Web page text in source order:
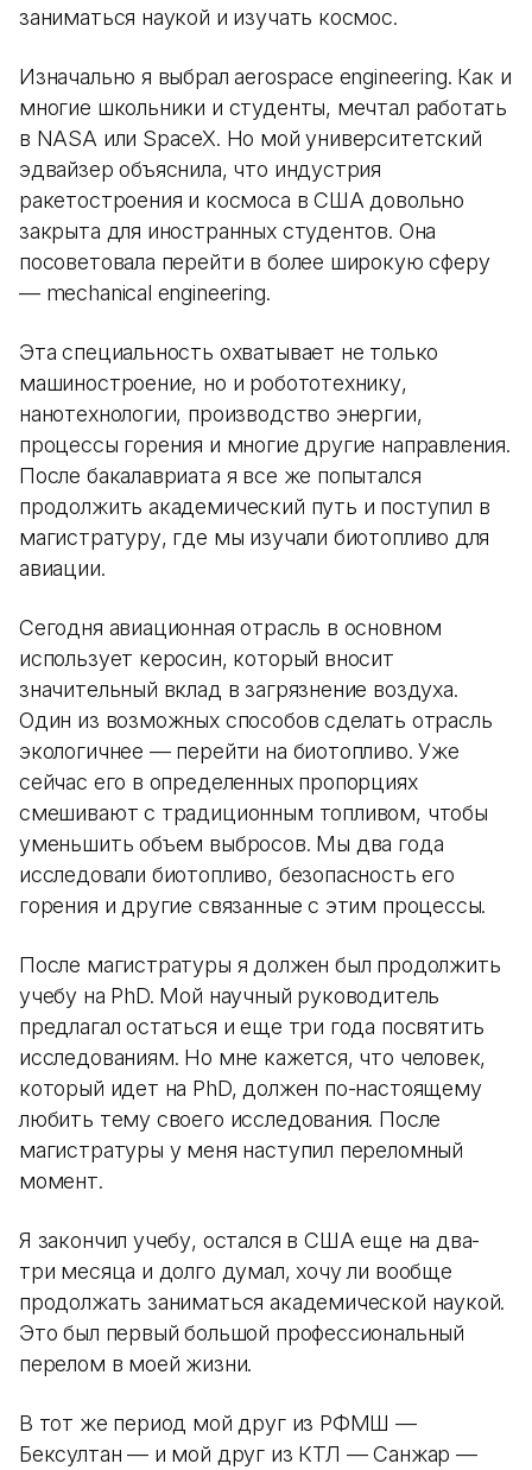
заниматься наукой и изучать космос.
Изначально я выбрал aerospace engineering. Как и
многие школьники и студенты, мечтал работать
в NASA или SpaceX. Но мой университетский
эдвайзер объяснила, что индустрия
ракетостроения и космоса в США довольно
закрыта для иностранных студентов. Она
посоветовала перейти в более широкую сферу
— mechanical engineering.
Эта специальность охватывает не только
машиностроение, но и робототехнику,
нанотехнологии, производство энергии,
процессы горения и многие другие направления.
После бакалавриата я все же попытался
продолжить академический путь и поступил в
магистратуру, где мы изучали биотопливо для
авиации.
Сегодня авиационная отрасль в основном
использует керосин, который вносит
значительный вклад в загрязнение воздуха.
Один из возможных способов сделать отрасль
экологичнее — перейти на биотопливо. Уже
сейчас его в определенных пропорциях
смешивают с традиционным топливом, чтобы
уменьшить объем выбросов. Мы два года
исследовали биотопливо, безопасность его
горения и другие связанные с этим процессы.
После магистратуры я должен был продолжить
учебу на PhD. Мой научный руководитель
предлагал остаться и еще три года посвятить
исследованиям. Но мне кажется, что человек,
который идет на PhD, должен по-настоящему
любить тему своего исследования. После
магистратуры у меня наступил переломный
момент.
Я закончил учебу, остался в США еще на два-
три месяца и долго думал, хочу ли вообще
продолжать заниматься академической наукой.
Это был первый большой профессиональный
перелом в моей жизни.
В тот же период мой друг из РФМШ —
Бексултан — и мой друг из КТЛ — Санжар —